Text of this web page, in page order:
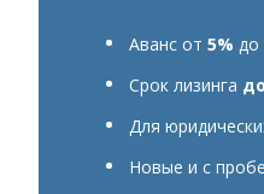
Аванс от5% до
Срок лизинга
Для
Новые и с